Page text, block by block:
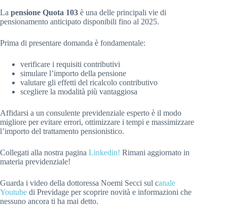
La pensione Quota 103 è una delle principali vie di
pensionamento anticipato disponibili fino al 2025.
Prima di presentare domanda è fondamentale:
verificare i requisiti contributivi
simulare l’importo della pensione
valutare gli effetti del ricalcolo contributivo
scegliere la modalità più vantaggiosa
Affidarsi a un consulente previdenziale esperto è il modo
migliore per evitare errori, ottimizzare i tempi e massimizzare
l’importo del trattamento pensionistico.
Collegati alla nostra pagina Linkedin! Rimani aggiornato in
materia previdenziale!
Guarda i video della dottoressa Noemi Secci sul canale
Youtube di Previdage per scoprire novità e informazioni che
nessuno ancora ti ha mai detto.